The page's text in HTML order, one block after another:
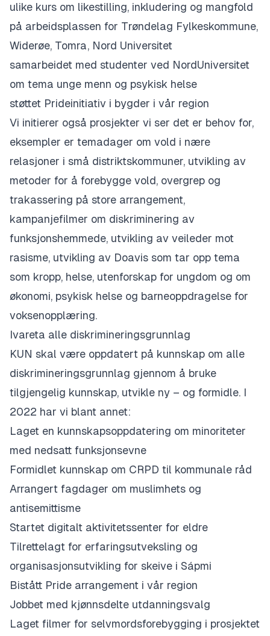
ulike kurs om likestilling, inkludering og mangfold
på arbeidsplassen for Trøndelag Fylkeskommune,
Widerøe, Tomra, Nord Universitet
samarbeidet med studenter ved NordUniversitet
om tema unge menn og psykisk helse
støttet Prideinitiativ i bygder i vår region
Vi initierer også prosjekter vi ser det er behov for,
eksempler er temadager om vold i nære
relasjoner i små distriktskommuner, utvikling av
metoder for å forebygge vold, overgrep og
trakassering på store arrangement,
kampanjefilmer om diskriminering av
funksjonshemmede, utvikling av veileder mot
rasisme, utvikling av Doavis som tar opp tema
som kropp, helse, utenforskap for ungdom og om
økonomi, psykisk helse og barneoppdragelse for
voksenopplæring.
Ivareta alle diskrimineringsgrunnlag
KUN skal være oppdatert på kunnskap om alle
diskrimineringsgrunnlag gjennom å bruke
tilgjengelig kunnskap, utvikle ny – og formidle. I
2022 har vi blant annet:
Laget en kunnskapsoppdatering om minoriteter
med nedsatt funksjonsevne
Formidlet kunnskap om CRPD til kommunale råd
Arrangert fagdager om muslimhets og
antisemittisme
Startet digitalt aktivitetssenter for eldre
Tilrettelagt for erfaringsutveksling og
organisasjonsutvikling for skeive i Sápmi
Bistått Pride arrangement i vår region
Jobbet med kjønnsdelte utdanningsvalg
Laget filmer for selvmordsforebygging i prosjektet